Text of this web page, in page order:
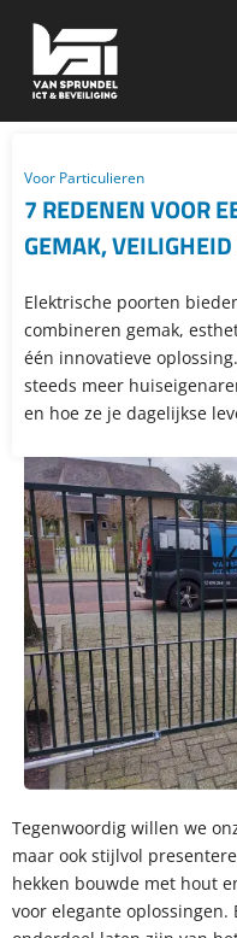
Voor Particulieren
7 REDENEN VOOR
GEMAK,
Elektrische poorten
combineren gemak,
één innovatieve
steeds meer
en hoe ze je dagelijkse
Tegenwoordig willen we
maar ook stijlvol
hekken bouwde met hout
voor elegante